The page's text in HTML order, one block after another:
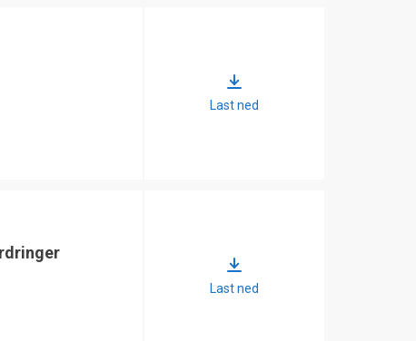
Last ned
Last ned